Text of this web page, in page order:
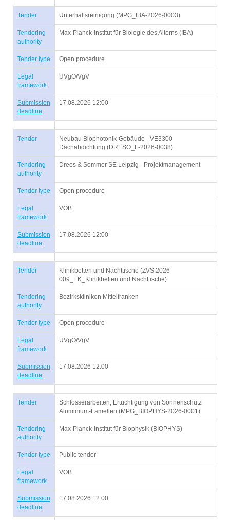
Tender Unterhaltsreinigung (MPG_IBA-2026-0003)
Tendering
authority
Max-Planck-Institut für Biologie des Alterns (IBA)
Tender type Open procedure
Legal
framework
UVgO/VgV
Submission
deadline
17.08.2026 12:00
Tender
Neubau Biophotonik-Gebäude - VE3300
Dachabdichtung (DRESO_L-2026-0038)
Tendering
authority
Drees & Sommer SE Leipzig - Projektmanagement
Tender type Open procedure
Legal
framework
VOB
Submission
deadline
17.08.2026 12:00
Tender
Klinikbetten und Nachttische (ZVS.2026-
009_EK_Klinikbetten und Nachttische)
Tendering
authority
Bezirkskliniken Mittelfranken
Tender type Open procedure
Legal
framework
UVgO/VgV
Submission
deadline
17.08.2026 12:00
Tender
Schlosserarbeiten, Ertüchtigung von Sonnenschutz
Aluminium-Lamellen (MPG_BIOPHYS-2026-0001)
Tendering
authority
Max-Planck-Institut für Biophysik (BIOPHYS)
Tender type Public tender
Legal
framework
VOB
Submission
deadline
17.08.2026 12:00